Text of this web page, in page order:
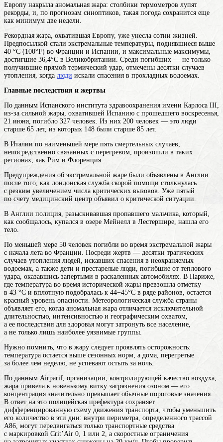
Европу накрыла аномальная жара: столбики термометров лупят
рекорды, и, по прогнозам синоптиков, такая погода сохранится еще
как минимум две недели.
Рекордная жара, охватившая Европу, уже унесла сотни жизней.
Предпосылкой стали экстремальные температуры, поднявшиеся выше
40 °C (100°F) во Франции и Испании, и максимальные максимумы,
достигшие 36,4°C в Великобритании. Среди погибших — не только
получившие прямой термический удар, отмечены десятки случаев
утопления, когда люди искали спасения в прохладных водоемах.
Главные последствия и жертвы
По данным Испанского института здравоохранения имени Карлоса III,
из-за сильной жары, охватившей Испанию с прошедшего воскресенья,
21 июня, погибло 327 человек. Из них 200 человек — это люди
старше 65 лет, из которых 148 были старше 85 лет.
В Италии по наименьшей мере пять смертельных случаев,
непосредственно связанных с перегревом, произошли в таких
регионах, как Рим и Флоренция.
Предупреждения об экстремальной жаре были объявлены в Англии
после того, как лондонская служба скорой помощи столкнулась
с резким увеличением числа критических вызовов. Уже пятый
по счету медицинский центр объявил о критической ситуации.
В Англии полиция, разыскивавшая пропавшего мальчика, который,
как сообщалось, купался в озере Мейнелл в Лестершире, нашла его
тело.
По меньшей мере 50 человек погибли во время экстремальной жары
с начала лета во Франции. Посреди жертв — десятки трагических
случаев утопления людей, искавших спасения в неохраняемых
водоемах, а также дети и престарелые люди, погибшие от теплового
удара, оказавшись запертыми в раскаленных автомобилях. В Париже,
где температура во время исторической жары превзошла отметку
в 43 °C и вплотную подобралась к 44−45°C в ряде районов, остается
красный уровень опасности. Метеорологическая служба страны
объявляет его, когда аномальная жара отличается исключительной
длительностью, интенсивностью и географическим охватом,
а ее последствия для здоровья могут затронуть все население,
а не только лишь наиболее уязвимые группы.
Нужно помнить, что в жару следует проявлять осторожность:
температура остается выше сезонных норм, а дома, перегретые
за более чем неделю, не успевают остыть за ночь.
По данным Airparif, организации, контролирующей качество воздуха,
жара привела к новенькому витку загрязнения озоном — его
концентрация значительно превышает обычные пороговые значения.
В ответ на это полицейская префектура сохраняет
дифференцированную схему движения транспорта, чтобы уменьшить
его количество в эти дни: внутри периметра, определенного трассой
A86, могут передвигаться только транспортные средства
с маркировкой Crit’Air 0, 1 или 2, а скоростные ограничения